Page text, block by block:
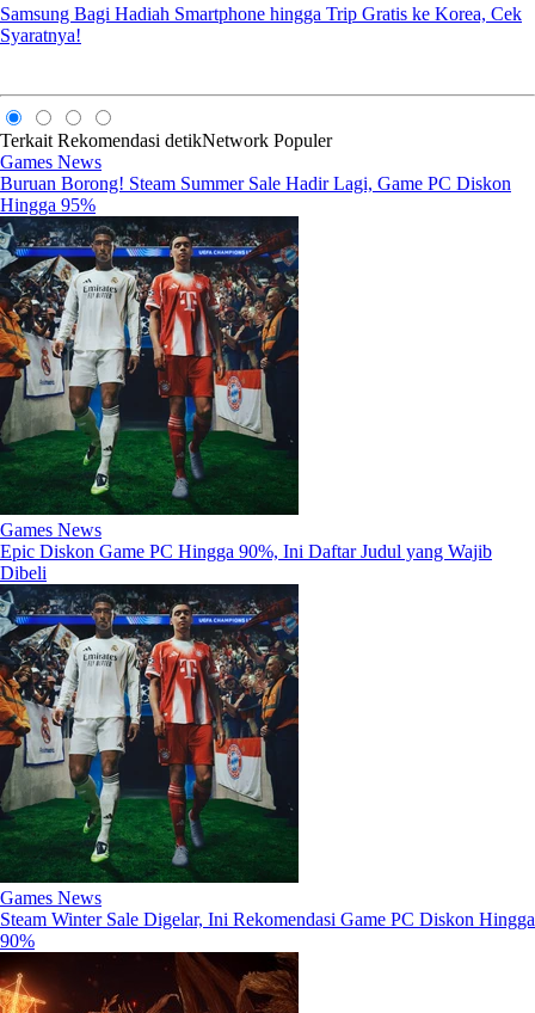
Samsung Bagi Hadiah Smartphone hingga Trip Gratis ke Korea, Cek
Syaratnya!
Terkait Rekomendasi detikNetwork Populer
Games News
Buruan Borong! Steam Summer Sale Hadir Lagi, Game PC Diskon
Hingga 95%
Games News
Epic Diskon Game PC Hingga 90%, Ini Daftar Judul yang Wajib
Dibeli
Games News
Steam Winter Sale Digelar, Ini Rekomendasi Game PC Diskon Hingga
90%